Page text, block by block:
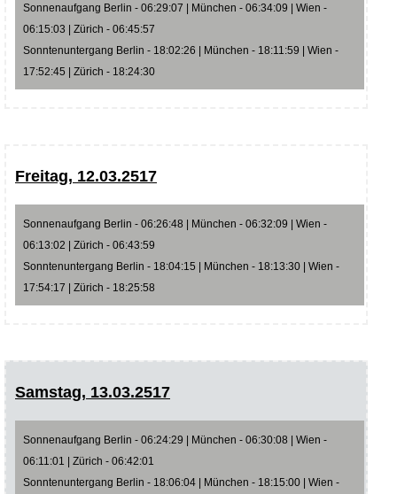
Sonnenaufgang Berlin - 06:29:07 | München - 06:34:09 | Wien -
06:15:03 | Zürich - 06:45:57
Sonntenuntergang Berlin - 18:02:26 | München - 18:11:59 | Wien -
17:52:45 | Zürich - 18:24:30
Freitag, 12.03.2517
Sonnenaufgang Berlin - 06:26:48 | München - 06:32:09 | Wien -
06:13:02 | Zürich - 06:43:59
Sonntenuntergang Berlin - 18:04:15 | München - 18:13:30 | Wien -
17:54:17 | Zürich - 18:25:58
Samstag, 13.03.2517
Sonnenaufgang Berlin - 06:24:29 | München - 06:30:08 | Wien -
06:11:01 | Zürich - 06:42:01
Sonntenuntergang Berlin - 18:06:04 | München - 18:15:00 | Wien -